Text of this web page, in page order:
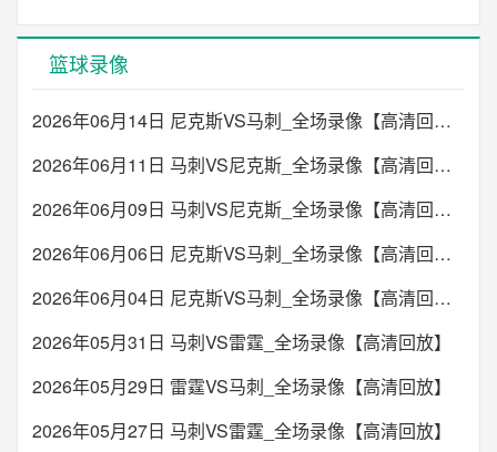
篮球录像
2026年06月14日 尼克斯VS马刺_全场录像【高清回放】
2026年06月11日 马刺VS尼克斯_全场录像【高清回放】
2026年06月09日 马刺VS尼克斯_全场录像【高清回放】
2026年06月06日 尼克斯VS马刺_全场录像【高清回放】
2026年06月04日 尼克斯VS马刺_全场录像【高清回放】
2026年05月31日 马刺VS雷霆_全场录像【高清回放】
2026年05月29日 雷霆VS马刺_全场录像【高清回放】
2026年05月27日 马刺VS雷霆_全场录像【高清回放】